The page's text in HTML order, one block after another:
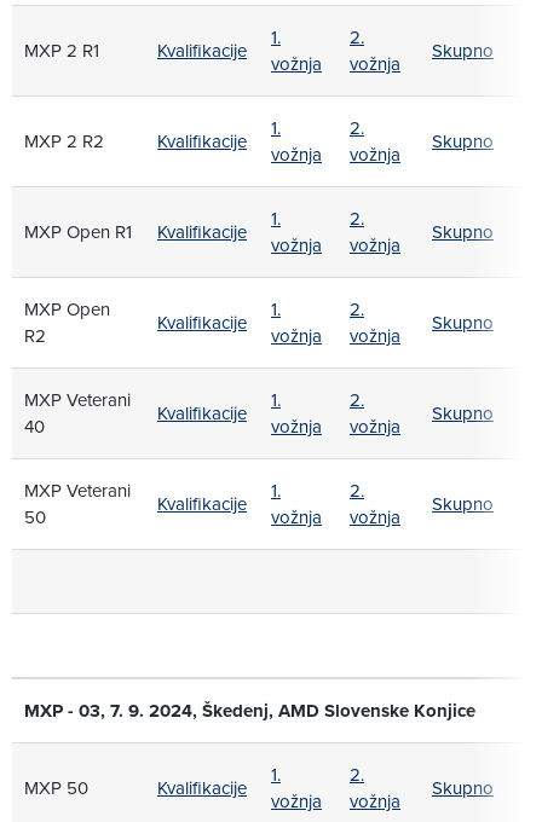
MXP 2 R1 Kvalifikacije
1.
vožnja
2.
vožnja
Skupno
MXP 2 R2 Kvalifikacije
1.
vožnja
2.
vožnja
Skupno
MXP Open R1 Kvalifikacije
1.
vožnja
2.
vožnja
Skupno
MXP Open
R2
Kvalifikacije
1.
vožnja
2.
vožnja
Skupno
MXP Veterani
40
Kvalifikacije
1.
vožnja
2.
vožnja
Skupno
MXP Veterani
50
Kvalifikacije
1.
vožnja
2.
vožnja
Skupno
MXP - 03, 7. 9. 2024, Škedenj, AMD Slovenske Konjice
MXP 50 Kvalifikacije
1.
vožnja
2.
vožnja
Skupno